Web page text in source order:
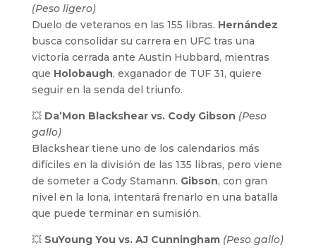
(Peso ligero)
Duelo de veteranos en las 155 libras. Hernández
busca consolidar su carrera en UFC tras una
victoria cerrada ante Austin Hubbard, mientras
que Holobaugh, exganador de TUF 31, quiere
seguir en la senda del triunfo.
💥 Da’Mon Blackshear vs. Cody Gibson (Peso
gallo)
Blackshear tiene uno de los calendarios más
difíciles en la división de las 135 libras, pero viene
de someter a Cody Stamann. Gibson, con gran
nivel en la lona, intentará frenarlo en una batalla
que puede terminar en sumisión.
💥 SuYoung You vs. AJ Cunningham (Peso gallo)